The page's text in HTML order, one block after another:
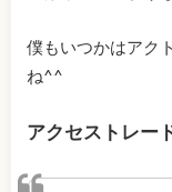
僕もいつかはアク
ね^^
アクセストレー